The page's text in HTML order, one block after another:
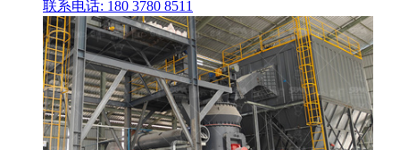
联系电话: 180 3780 8511